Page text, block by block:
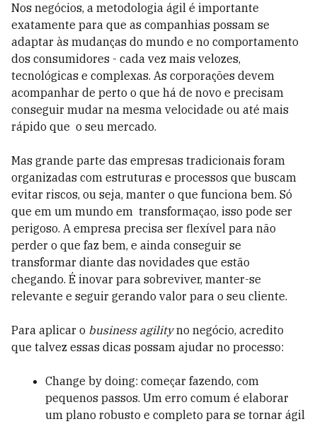
Nos negócios, a metodologia ágil é importante
exatamente para que as companhias possam se
adaptar às mudanças do mundo e no comportamento
dos consumidores - cada vez mais velozes,
tecnológicas e complexas. As corporações devem
acompanhar de perto o que há de novo e precisam
conseguir mudar na mesma velocidade ou até mais
rápido que o seu mercado.
Mas grande parte das empresas tradicionais foram
organizadas com estruturas e processos que buscam
evitar riscos, ou seja, manter o que funciona bem. Só
que em um mundo em transformaçao, isso pode ser
perigoso. A empresa precisa ser flexível para não
perder o que faz bem, e ainda conseguir se
transformar diante das novidades que estão
chegando. É inovar para sobreviver, manter-se
relevante e seguir gerando valor para o seu cliente.
Para aplicar o business agilityno negócio, acredito
que talvez essas dicas possam ajudar no processo:
Change by doing: começar fazendo, com
pequenos passos. Um erro comum é elaborar
um plano robusto e completo para se tornar ágil